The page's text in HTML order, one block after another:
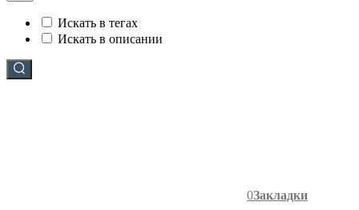
Искать в тегах
Искать в описании
0Закладки